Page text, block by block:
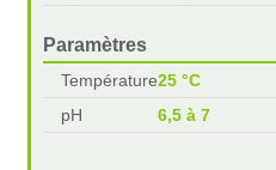
Paramètres
Température25 °C
pH
6,5 à 7